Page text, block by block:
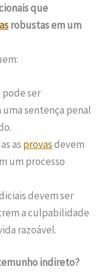
que
robustas em um
pode ser
sentença penal
as provasdevem
um processo
devem ser
a culpabilidade
razoável.
indireto?